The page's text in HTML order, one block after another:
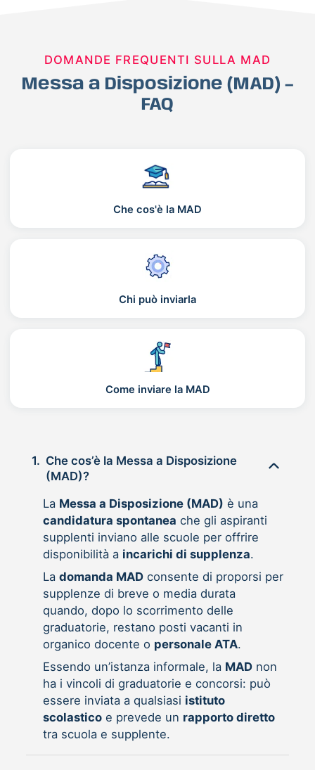
DOMANDE FREQUENTI SULLA MAD
Messa a Disposizione (MAD) –
FAQ
Che cos'è la MAD
Chi può inviarla
Come inviare la MAD
1. Che cos’è la Messa a Disposizione
(MAD)?
La Messa a Disposizione (MAD) è una
candidatura spontanea che gli aspiranti
supplenti inviano alle scuole per offrire
disponibilità a incarichi di supplenza.
La domanda MADconsente di proporsi per
supplenze di breve o media durata
quando, dopo lo scorrimento delle
graduatorie, restano posti vacanti in
organico docente o personale ATA.
Essendo un’istanza informale, la MADnon
ha i vincoli di graduatorie e concorsi: può
essere inviata a qualsiasi istituto
scolasticoe prevede un rapporto diretto
tra scuola e supplente.